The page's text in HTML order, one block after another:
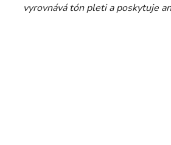
vyrovnává tón pleti a poskytuje